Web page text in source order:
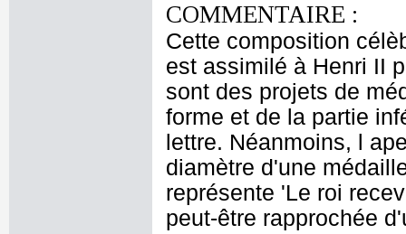
COMMENTAIRE :
Cette composition
est assimilé à Henri II
sont des projets de
forme et de la partie
lettre. Néanmoins, l
diamètre d'une
représente 'Le roi
peut-être rapprochée